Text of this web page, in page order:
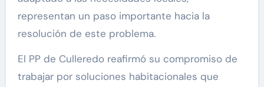
representan un paso importante hacia la
resolución de este problema.
El PP de Culleredo reafirmó su compromiso de
trabajar por soluciones habitacionales que